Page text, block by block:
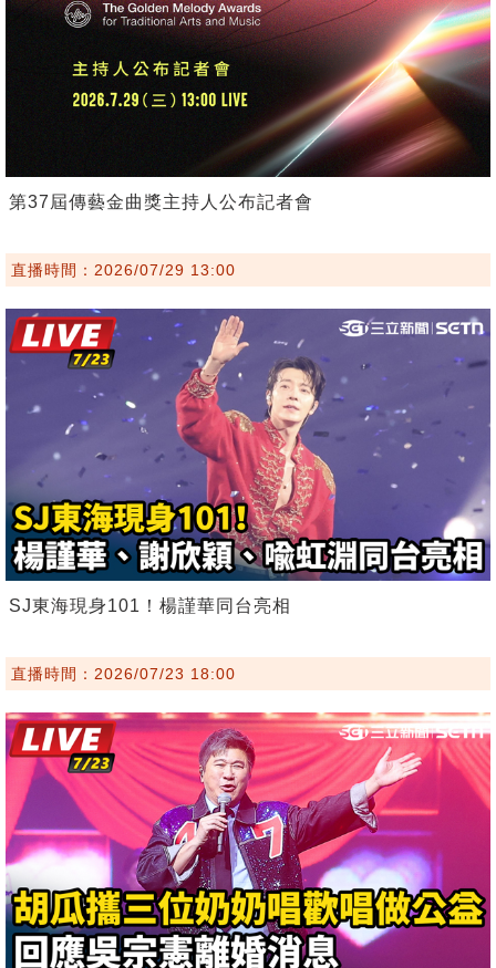
第37屆傳藝金曲獎主持人公布記者會
直播時間：2026/07/29 13:00
SJ東海現身101！楊謹華同台亮相
直播時間：2026/07/23 18:00